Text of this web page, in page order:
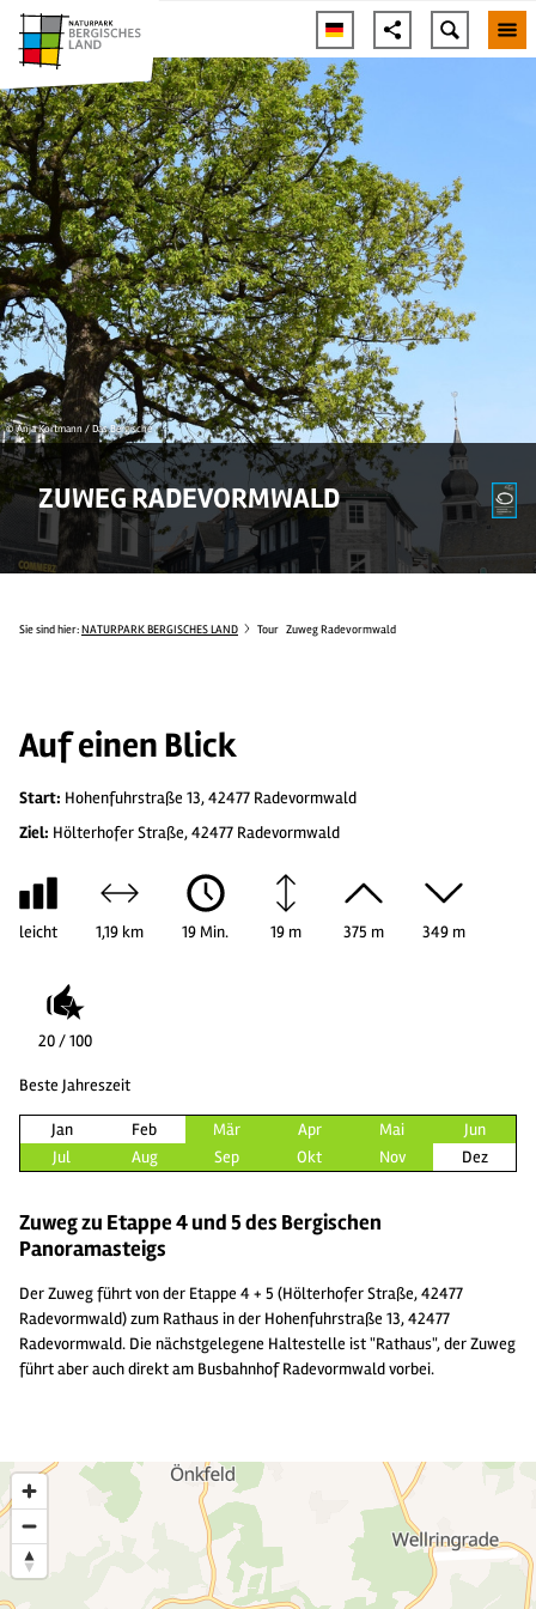
© Anja Kortmann / Das Bergische
ZUWEG RADEVORMWALD
Sie sind hier:NATURPARK BERGISCHES LAND Tour Zuweg Radevormwald
Auf einen Blick
Start: Hohenfuhrstraße 13, 42477 Radevormwald
Ziel: Hölterhofer Straße, 42477 Radevormwald
leicht 1,19 km 19 Min. 19 m 375 m 349 m
20 / 100
Beste Jahreszeit
Jan Feb Mär Apr Mai
Jun
Jul
Aug Sep Okt Nov Dez
Zuweg zu Etappe 4 und 5 des Bergischen
Panoramasteigs
Der Zuweg führt von der Etappe 4 + 5 (Hölterhofer Straße, 42477
Radevormwald) zum Rathaus in der Hohenfuhrstraße 13, 42477
Radevormwald. Die nächstgelegene Haltestelle ist "Rathaus", der Zuweg
führt aber auch direkt am Busbahnhof Radevormwald vorbei.
6